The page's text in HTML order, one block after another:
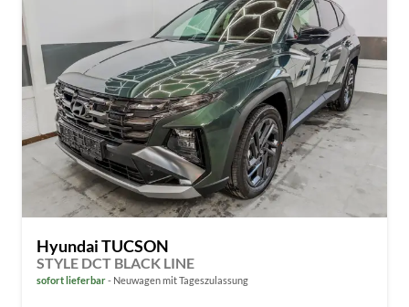
Hyundai TUCSON
STYLE DCT BLACK LINE
sofort lieferbar Neuwagen mit Tageszulassung